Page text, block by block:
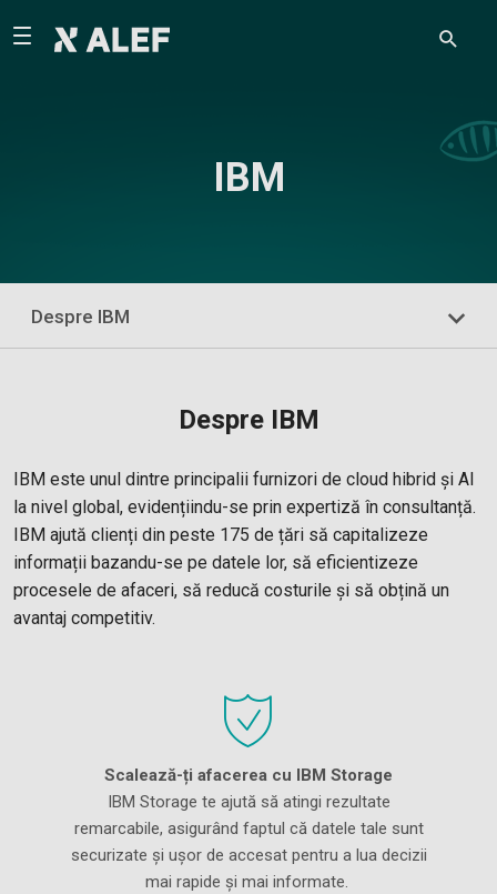
IBM
Despre IBM
Despre IBM
IBM este unul dintre principalii furnizori de cloud hibrid și AI
la nivel global, evidențiindu-se prin expertiză în consultanță.
IBM ajută clienți din peste 175 de țări să capitalizeze
informații bazandu-se pe datele lor, să eficientizeze
procesele de afaceri, să reducă costurile și să obțină un
avantaj competitiv.
Scalează-ți afacerea cu IBM Storage
IBM Storage te ajută să atingi rezultate
remarcabile, asigurând faptul că datele tale sunt
securizate și ușor de accesat pentru a lua decizii
mai rapide și mai informate.